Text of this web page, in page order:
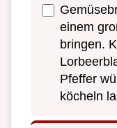
einem
bringen.
Pfeffer
köcheln